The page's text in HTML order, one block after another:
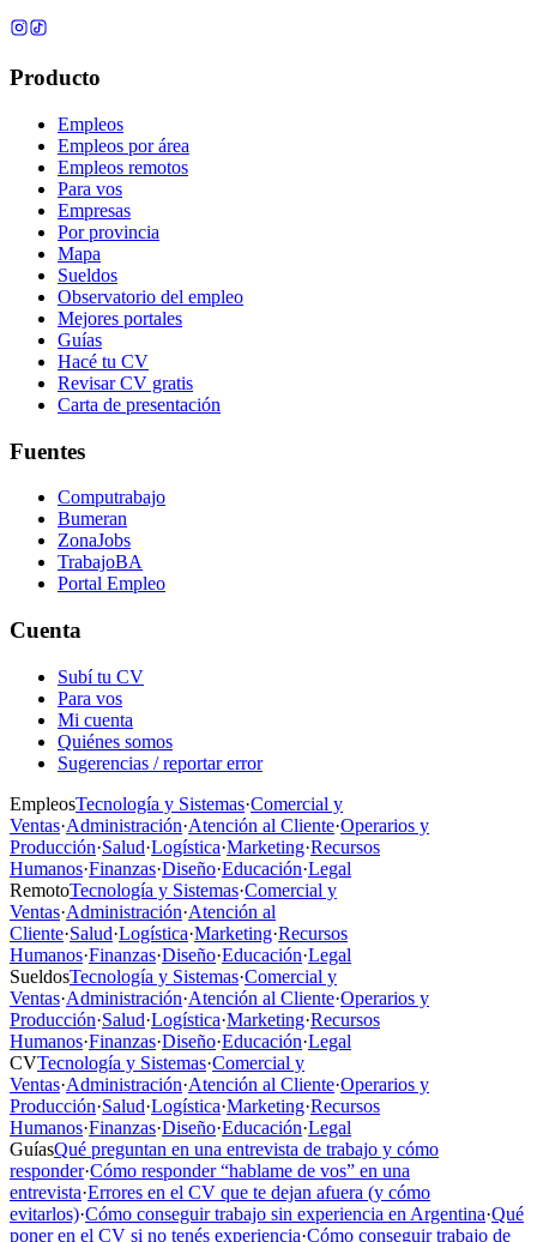
Producto
Empleos
Empleos por área
Empleos remotos
Para vos
Empresas
Por provincia
Mapa
Sueldos
Observatorio del empleo
Mejores portales
Guías
Hacé tu CV
Revisar CV gratis
Carta de presentación
Fuentes
Computrabajo
Bumeran
ZonaJobs
TrabajoBA
Portal Empleo
Cuenta
Subí tu CV
Para vos
Mi cuenta
Quiénes somos
Sugerencias / reportar error
EmpleosTecnología y Sistemas·Comercial y
Ventas·Administración·Atención al Cliente·Operarios y
Producción·Salud·Logística·Marketing·Recursos
Humanos·Finanzas·Diseño·Educación·Legal
RemotoTecnología y Sistemas·Comercial y
Ventas·Administración·Atención al
Cliente·Salud·Logística·Marketing·Recursos
Humanos·Finanzas·Diseño·Educación·Legal
SueldosTecnología y Sistemas·Comercial y
Ventas·Administración·Atención al Cliente·Operarios y
Producción·Salud·Logística·Marketing·Recursos
Humanos·Finanzas·Diseño·Educación·Legal
CVTecnología y Sistemas·Comercial y
Ventas·Administración·Atención al Cliente·Operarios y
Producción·Salud·Logística·Marketing·Recursos
Humanos·Finanzas·Diseño·Educación·Legal
GuíasQué preguntan en una entrevista de trabajo y cómo
responder·Cómo responder “hablame de vos” en una
entrevista·Errores en el CV que te dejan afuera (y cómo
evitarlos)·Cómo conseguir trabajo sin experiencia en Argentina·Qué
poner en el CV si no tenés experiencia·Cómo conseguir trabajo de